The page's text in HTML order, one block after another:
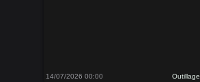
14/07/2026 00:00